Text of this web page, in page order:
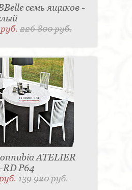
семь ящиков -
руб.226 800 руб.
ATELIER
P64
139 920 руб.